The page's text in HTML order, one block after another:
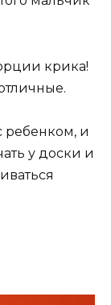
крика!
ребенком, и
у доски и